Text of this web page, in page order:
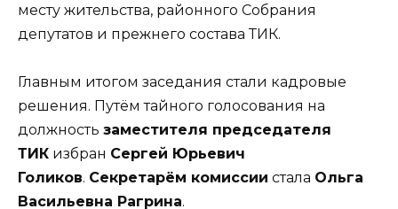
месту жительства, районного Собрания
депутатов и прежнего состава ТИК.
Главным итогом заседания стали кадровые
решения. Путём тайного голосования на
должность заместителя председателя
ТИК избран Сергей Юрьевич
Голиков. Секретарём комиссии стала Ольга
Васильевна Рагрина.